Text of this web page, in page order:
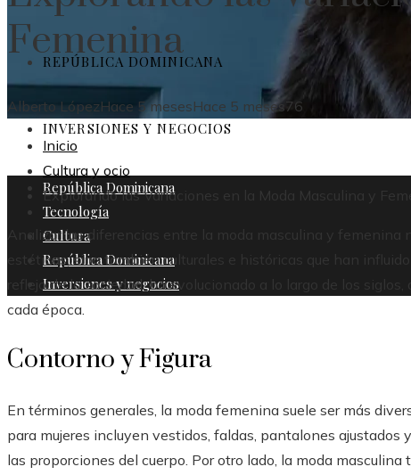
REPÚBLICA DOMINICANA
INVERSIONES Y NEGOCIOS
República Dominicana
Tecnología
Cultura
República Dominicana
Inversiones y negocios
Femenina
Alberto LópezHace 5 mesesHace 5 meses76
Inicio
Cultura y ocio
Explorando las Variaciones en la Moda Masculina y
Analizar las diferencias entre la moda masculina y femenina
estéticas, sino también culturales e históricas que han
reflejo de la sociedad, ha evolucionado a lo largo de los
cada época.
Contorno y Figura
En términos generales, la moda femenina suele ser más
para mujeres incluyen vestidos, faldas, pantalones ajustados
las proporciones del cuerpo. Por otro lado, la moda